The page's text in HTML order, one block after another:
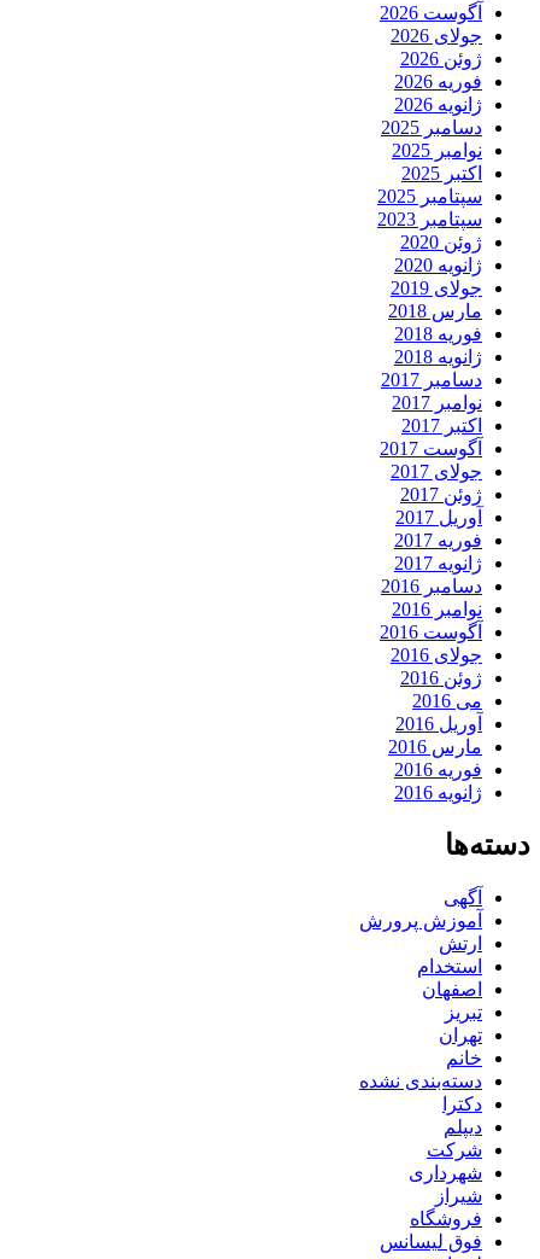
آگوست 2026
جولای 2026
ژوئن 2026
فوریه 2026
ژانویه 2026
دسامبر 2025
نوامبر 2025
اکتبر 2025
سپتامبر 2025
سپتامبر 2023
ژوئن 2020
ژانویه 2020
جولای 2019
مارس 2018
فوریه 2018
ژانویه 2018
دسامبر 2017
نوامبر 2017
اکتبر 2017
آگوست 2017
جولای 2017
ژوئن 2017
آوریل 2017
فوریه 2017
ژانویه 2017
دسامبر 2016
نوامبر 2016
آگوست 2016
جولای 2016
ژوئن 2016
می 2016
آوریل 2016
مارس 2016
فوریه 2016
ژانویه 2016
دسته‌ها
آگهی
آموزش پرورش
ارتش
استخدام
اصفهان
تبریز
تهران
خانم
دسته‌بندی نشده
دکترا
دیپلم
شرکت
شهرداری
شیراز
فروشگاه
فوق لیسانس